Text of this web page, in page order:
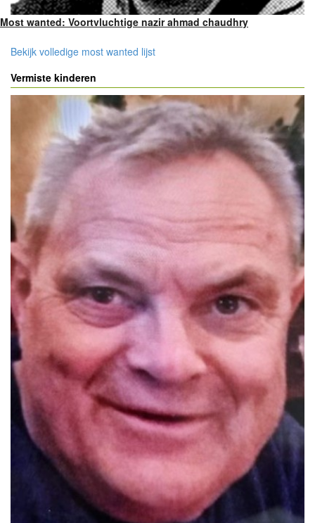
Most wanted: Voortvluchtige nazir ahmad chaudhry
Bekijk volledige most wanted lijst
Vermiste kinderen